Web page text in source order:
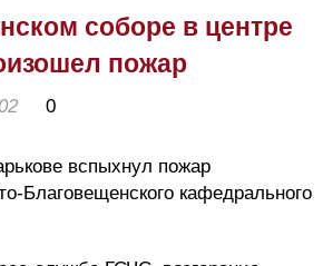
соборе в центре
пожар
0
вспыхнул пожар
Благовещенского кафедрального